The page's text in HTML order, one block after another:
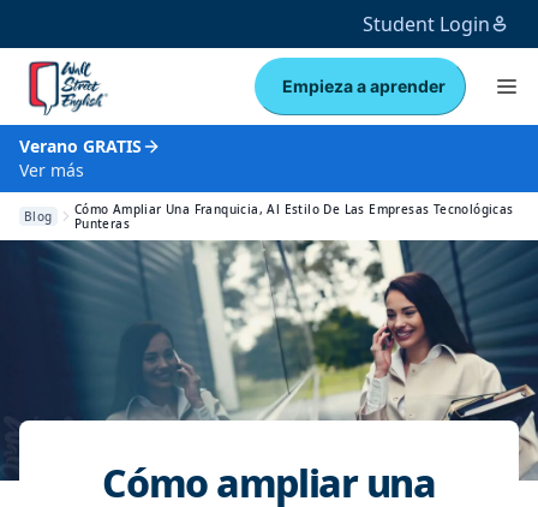
Student Login
Empieza a aprender
Verano GRATIS
Ver más
Blog
Cómo Ampliar Una Franquicia, Al Estilo De Las Empresas Tecnológicas
Punteras
Cómo ampliar una